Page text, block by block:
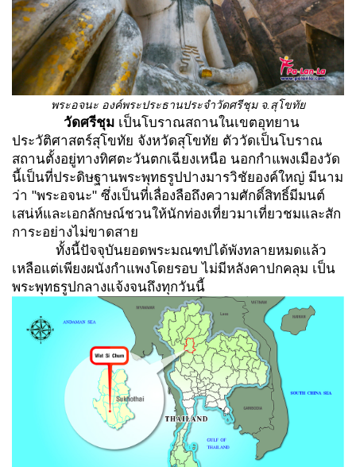
พระอจนะ องค์พระประธานประจำวัดศรีชุม จ.สุโขทัย
วัดศรีชุม เป็นโบราณสถานในเขตอุทยาน
ประวัติศาสตร์สุโขทัย จังหวัดสุโขทัย ตัววัดเป็นโบราณ
สถานตั้งอยู่ทางทิศตะวันตกเฉียงเหนือ นอกกำแพงเมืองวัด
นี้เป็นที่ประดิษฐานพระพุทธรูปปางมารวิชัยองค์ใหญ่ มีนาม
ว่า "พระอจนะ" ซึ่งเป็นที่เลื่องลือถึงความศักดิ์สิทธิ์มีมนต์
เสน่ห์และเอกลักษณ์ชวนให้นักท่องเที่ยวมาเที่ยวชมและสัก
การะอย่างไม่ขาดสาย
ทั้งนี้ปัจจุบันยอดพระมณฑปได้พังทลายหมดแล้ว
เหลือแต่เพียงผนังกำแพงโดยรอบ ไม่มีหลังคาปกคลุม เป็น
พระพุทธรูปกลางแจ้งจนถึงทุกวันนี้